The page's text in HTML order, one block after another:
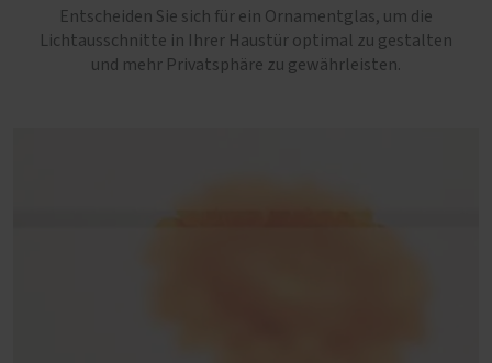
Entscheiden Sie sich für ein Ornamentglas, um die
Lichtausschnitte in Ihrer Haustür optimal zu gestalten
und mehr Privatsphäre zu gewährleisten.